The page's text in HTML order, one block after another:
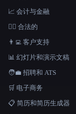
📈 会计与金融
👩‍⚖️ 合法的
👨‍💻 客户支持
📊 幻灯片和演示文稿
🧑‍💼 招聘和 ATS
🛒 电子商务
📋 简历和简历生成器